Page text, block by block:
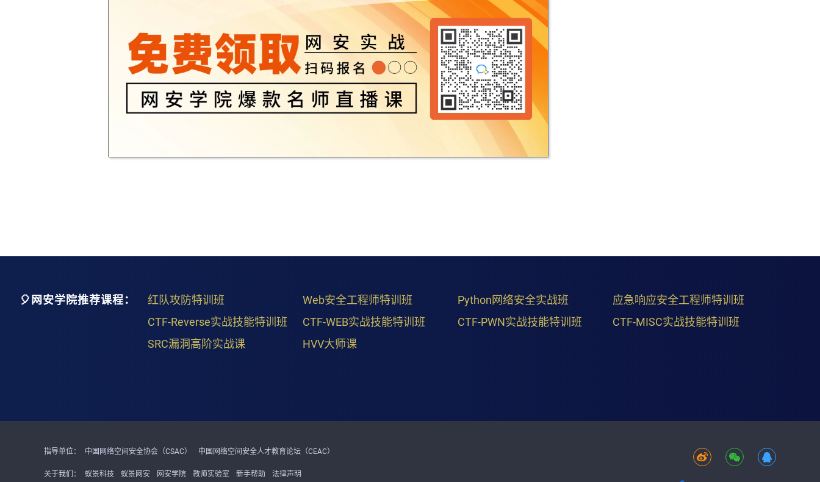
🎈网安学院推荐课程： 红队攻防特训班 Web安全工程师特训班 Python网络安全实战班
应急响应安全工程师特训班
CTF-Reverse实战技能特训班
CTF-WEB实战技能特训班 CTF-PWN实战技能特训班
CTF-MISC实战技能特训班
SRC漏洞高阶实战课
HVV大师课
指导单位： 中国网络空间安全协会（CSAC） 中国网络空间安全人才教育论坛（CEAC）
关于我们： 蚁景科技 蚁景网安 网安学院 教师实验室 新手帮助 法律声明